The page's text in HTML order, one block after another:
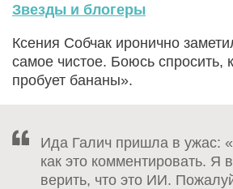
Звезды и блогеры
Ксения Собчак иронично
самое чистое. Боюсь спросить,
пробует бананы».
Ида Галич пришла в ужас:
как это комментировать. Я
верить, что это ИИ.